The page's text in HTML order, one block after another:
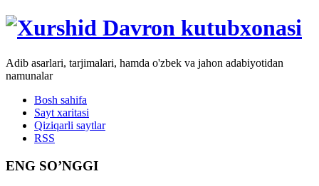
Adib asarlari, tarjimalari, hamda o'zbek va jahon adabiyotidan
namunalar
Bosh sahifa
Sayt xaritasi
Qiziqarli saytlar
RSS
ENG SO’NGGI